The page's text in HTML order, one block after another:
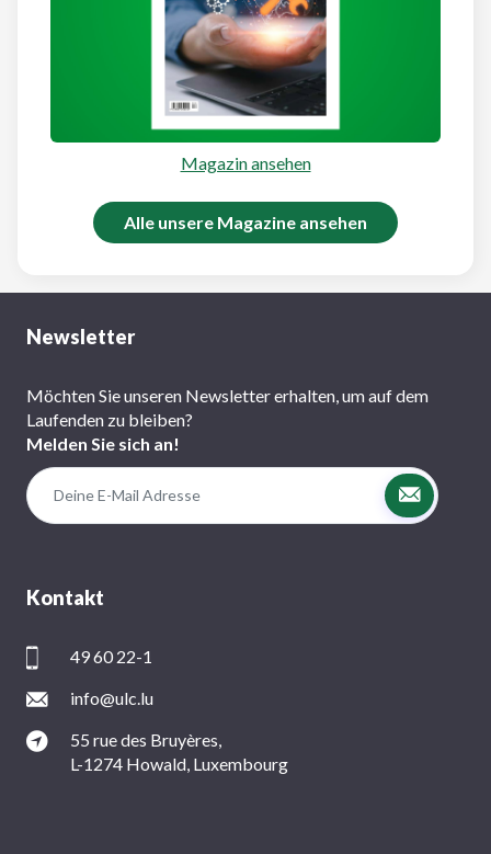
Magazin ansehen
Alle unsere Magazine ansehen
Newsletter
Möchten Sie unseren Newsletter erhalten, um auf dem
Laufenden zu bleiben?
Melden Sie sich an!
Kontakt
49 60 22-1
info@ulc.lu
55 rue des Bruyères,
L-1274 Howald, Luxembourg